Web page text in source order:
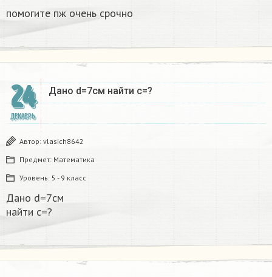
помогите пж очень срочно​
24
ДЕКАБРЬ
Дано d=7см найти с=?​
Автор: vlasich8642
Предмет: Математика
Уровень: 5 - 9 класс
Дано d=7см
найти с=?​